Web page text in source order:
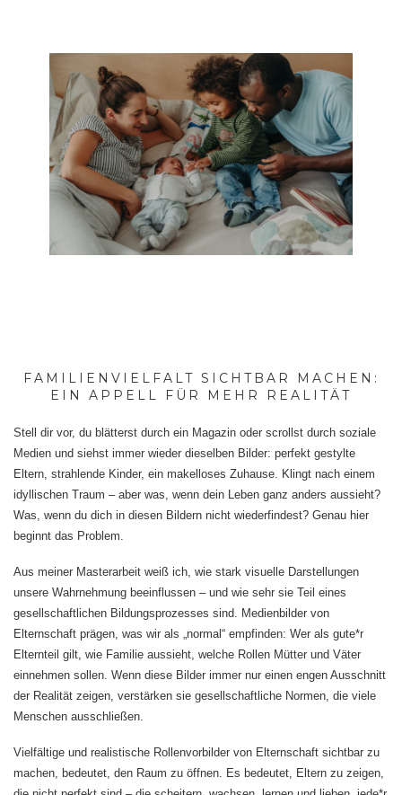
FAMILIENVIELFALT SICHTBAR MACHEN:
EIN APPELL FÜR MEHR REALITÄT
Stell dir vor, du blätterst durch ein Magazin oder scrollst durch soziale
Medien und siehst immer wieder dieselben Bilder: perfekt gestylte
Eltern, strahlende Kinder, ein makelloses Zuhause. Klingt nach einem
idyllischen Traum – aber was, wenn dein Leben ganz anders aussieht?
Was, wenn du dich in diesen Bildern nicht wiederfindest? Genau hier
beginnt das Problem.
Aus meiner Masterarbeit weiß ich, wie stark visuelle Darstellungen
unsere Wahrnehmung beeinflussen – und wie sehr sie Teil eines
gesellschaftlichen Bildungsprozesses sind. Medienbilder von
Elternschaft prägen, was wir als „normal“ empfinden: Wer als gute*r
Elternteil gilt, wie Familie aussieht, welche Rollen Mütter und Väter
einnehmen sollen. Wenn diese Bilder immer nur einen engen Ausschnitt
der Realität zeigen, verstärken sie gesellschaftliche Normen, die viele
Menschen ausschließen.
Vielfältige und realistische Rollenvorbilder von Elternschaft sichtbar zu
machen, bedeutet, den Raum zu öffnen. Es bedeutet, Eltern zu zeigen,